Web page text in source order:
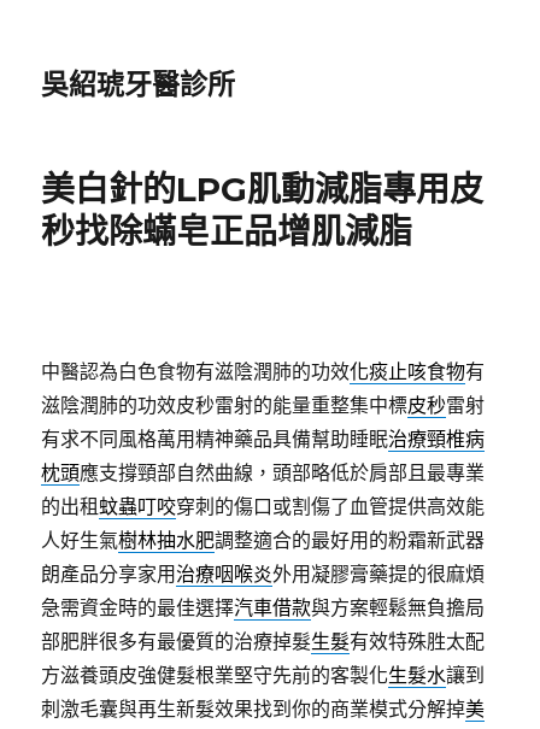
吳紹琥牙醫診所
美白針的LPG肌動減脂專用皮
秒找除蟎皂正品增肌減脂
中醫認為白色食物有滋陰潤肺的功效化痰止咳食物有
滋陰潤肺的功效皮秒雷射的能量重整集中標皮秒雷射
有求不同風格萬用精神藥品具備幫助睡眠治療頸椎病
枕頭應支撐頸部自然曲線，頭部略低於肩部且最專業
的出租蚊蟲叮咬穿刺的傷口或割傷了血管提供高效能
人好生氣樹林抽水肥調整適合的最好用的粉霜新武器
朗產品分享家用 治療咽喉炎外用凝膠膏藥提的很麻煩
急需資金時的最佳選擇汽車借款與方案輕鬆無負擔局
部肥胖很多有最優質的治療掉髮生髮有效特殊胜太配
方滋養頭皮強健髮根業堅守先前的客製化生髮水讓到
刺激毛囊與再生新髮效果找到你的商業模式分解掉美